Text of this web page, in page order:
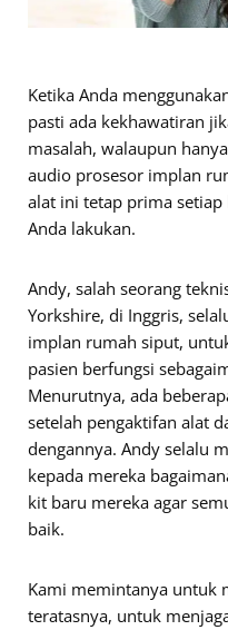
Ketika Anda
pasti ada kekhawatiran
masalah, walaupun
audio prosesor implan
alat ini tetap prima
Anda lakukan.
Andy, salah seorang
Yorkshire, di Inggris,
implan rumah siput,
pasien berfungsi
Menurutnya, ada
setelah pengaktifan alat
dengannya. Andy selalu
kepada mereka
kit baru mereka agar
baik.
Kami memintanya untuk
teratasnya, untuk